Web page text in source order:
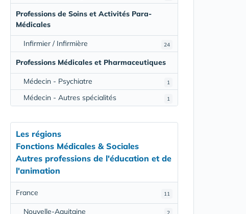
Professions de Soins et Activités Para-
Médicales
24
Infirmier / Infirmière
Professions Médicales et Pharmaceutiques
1
Médecin - Psychiatre
1
Médecin - Autres spécialités
Les régions
Fonctions Médicales & Sociales
Autres professions de l'éducation et de
l'animation
11
France
2
Nouvelle-Aquitaine